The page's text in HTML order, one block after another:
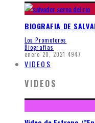
BIOGRAFIA DE
Los Promotores
Biografias
enero 20, 2021 4947
VIDEOS
VIDEOS